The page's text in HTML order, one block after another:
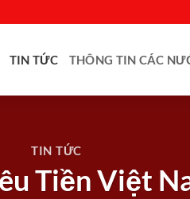
TIN TỨC THÔNG TIN CÁC
TIN TỨC
Tiền Việt